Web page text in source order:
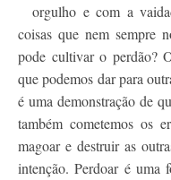
orgulho e com a
coisas que nem sempre
pode cultivar o perdão?
que podemos dar para
é uma demonstração de
também cometemos os
magoar e destruir as
intenção. Perdoar é uma